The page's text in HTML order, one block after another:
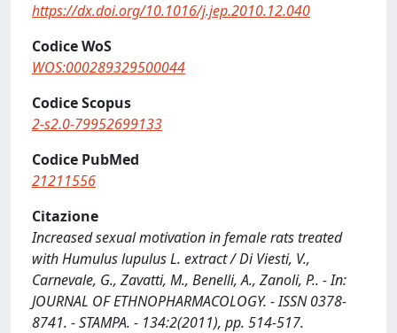
https://dx.doi.org/10.1016/j.jep.2010.12.040
Codice WoS
WOS:000289329500044
Codice Scopus
2-s2.0-79952699133
Codice PubMed
21211556
Citazione
Increased sexual motivation in female rats treated
with Humulus lupulus L. extract / Di Viesti, V.,
Carnevale, G., Zavatti, M., Benelli, A., Zanoli, P.. - In:
JOURNAL OF ETHNOPHARMACOLOGY. - ISSN 0378-
8741. - STAMPA. - 134:2(2011), pp. 514-517.